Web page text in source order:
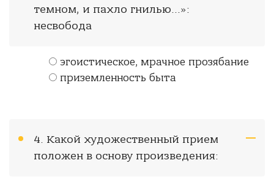
темном, и пахло гнилью...»:
несвобода
эгоистическое, мрачное прозябание
приземленность быта
4. Какой художественный прием
положен в основу произведения: